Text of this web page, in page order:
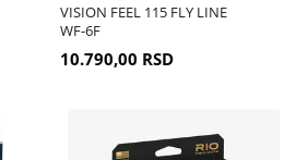
VISION FEEL 115 FLY LINE
WF-6F
10.790,00 RSD